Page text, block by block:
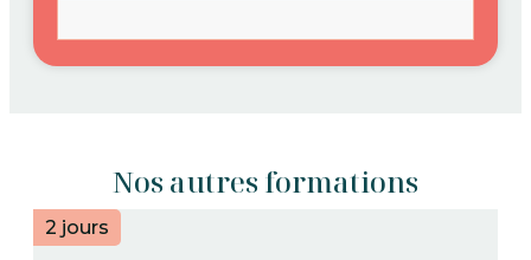
Nos autres formations
2 jours